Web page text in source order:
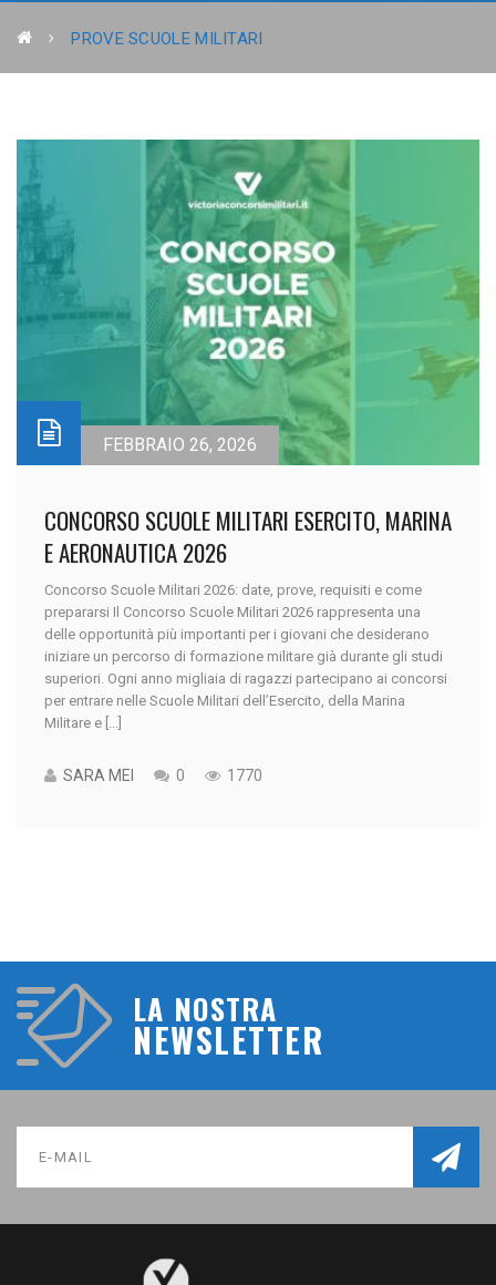
PROVE SCUOLE MILITARI
FEBBRAIO 26, 2026
CONCORSO SCUOLE MILITARI ESERCITO, MARINA
E AERONAUTICA 2026
Concorso Scuole Militari 2026: date, prove, requisiti e come
prepararsi Il Concorso Scuole Militari 2026 rappresenta una
delle opportunità più importanti per i giovani che desiderano
iniziare un percorso di formazione militare già durante gli studi
superiori. Ogni anno migliaia di ragazzi partecipano ai concorsi
per entrare nelle Scuole Militari dell’Esercito, della Marina
Militare e [...]
SARA MEI 0 1770
LA NOSTRA
NEWSLETTER